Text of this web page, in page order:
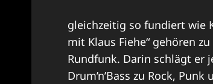
gleichzeitig so fundiert wie
mit Klaus Fiehe“ gehören
Rundfunk. Darin schlägt er
Drum’n’Bass zu Rock,